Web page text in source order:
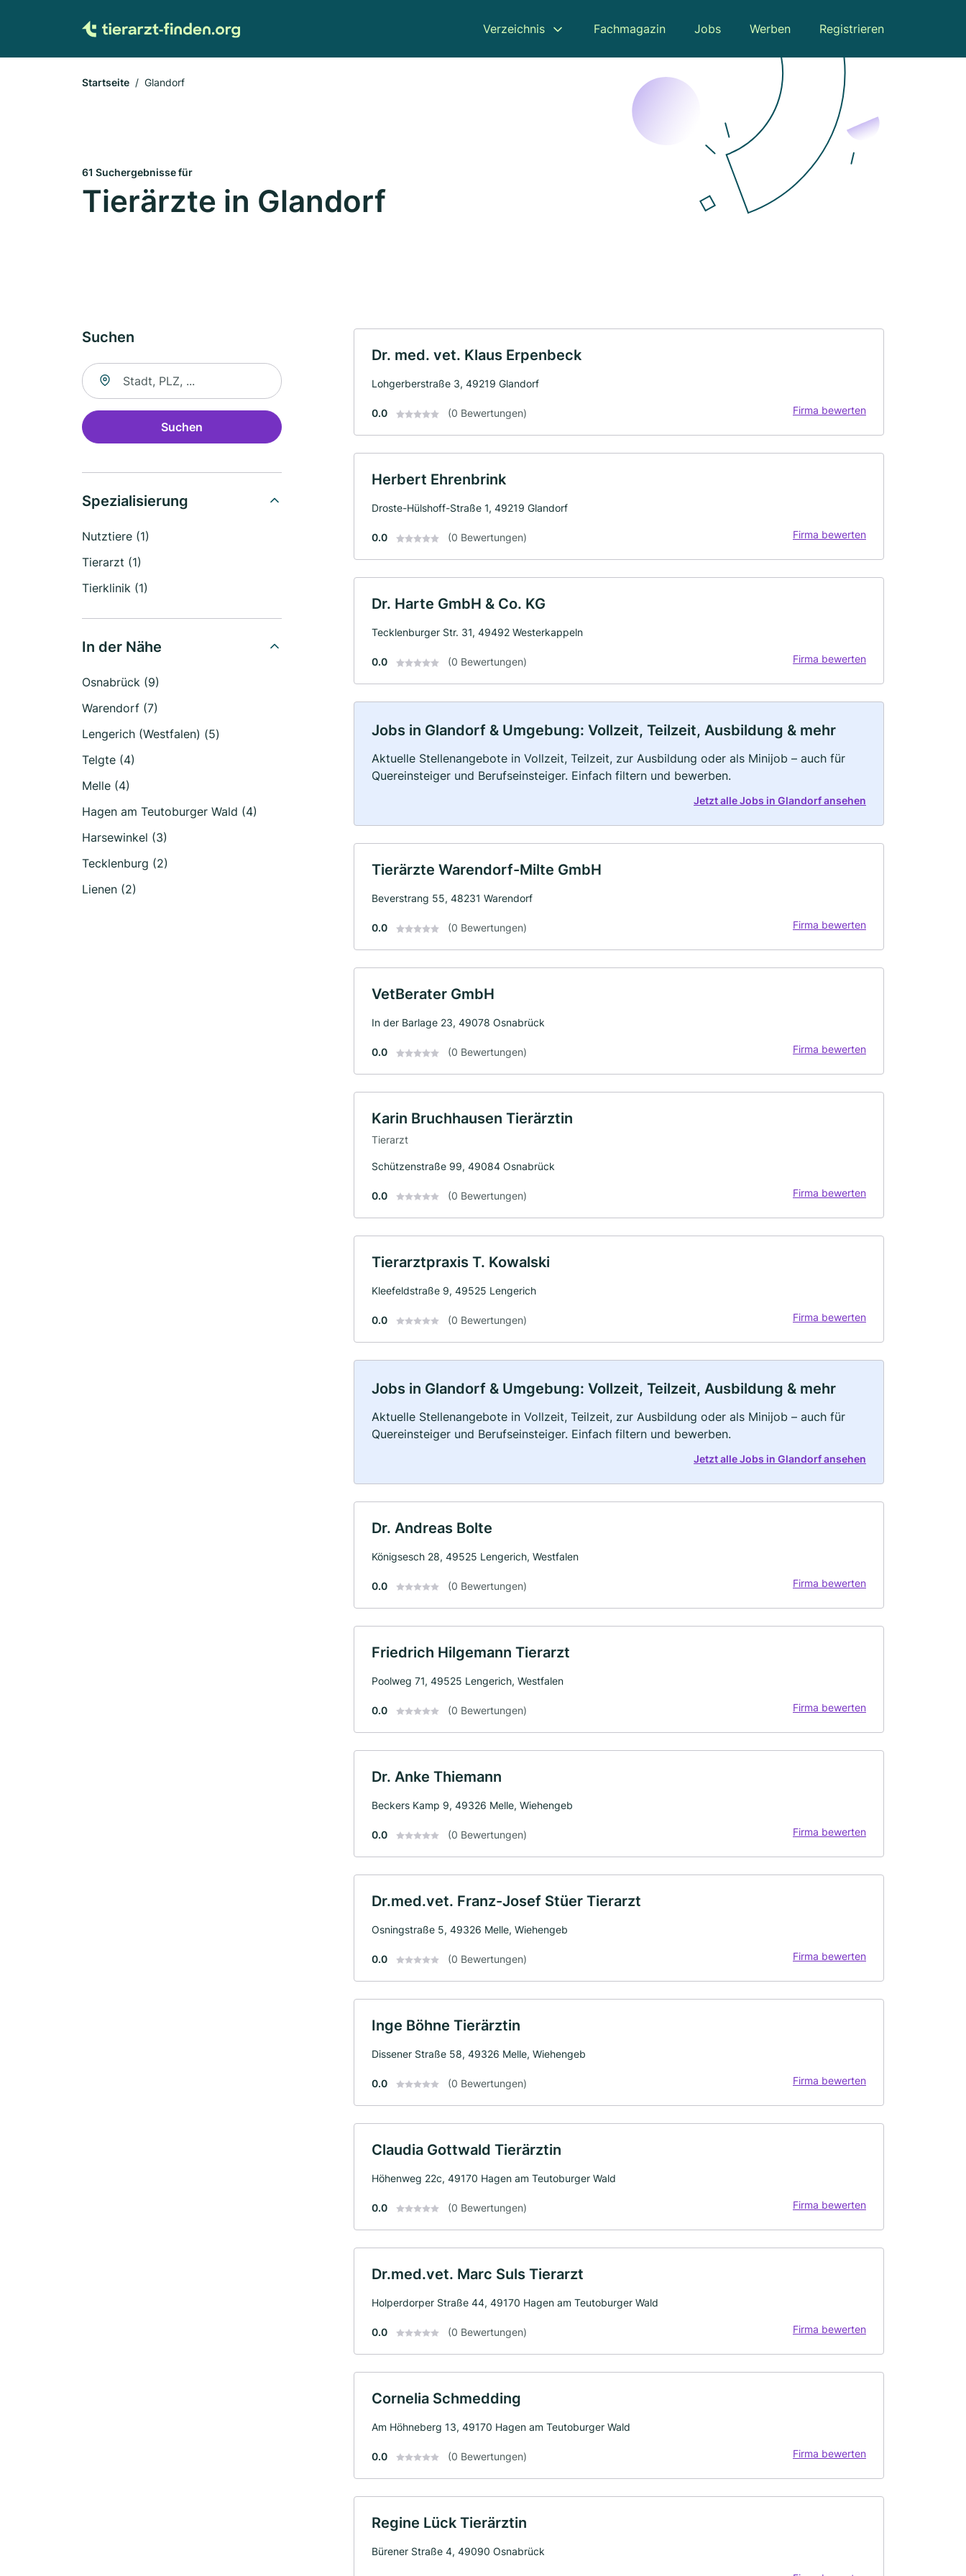
Verzeichnis Fachmagazin Jobs Werben Registrieren
Startseite Glandorf
61 Suchergebnisse für
Tierärzte in Glandorf
Suchen
Suche nach Ort
Suchen
Spezialisierung
Nutztiere (1)
Tierarzt (1)
Tierklinik (1)
In der Nähe
Osnabrück (9)
Warendorf (7)
Lengerich (Westfalen) (5)
Telgte (4)
Melle (4)
Hagen am Teutoburger Wald (4)
Harsewinkel (3)
Tecklenburg (2)
Lienen (2)
Dr. med. vet. Klaus Erpenbeck
Lohgerberstraße 3, 49219 Glandorf
0.0 (0 Bewertungen) Firma bewerten
Herbert Ehrenbrink
Droste-Hülshoff-Straße 1, 49219 Glandorf
0.0 (0 Bewertungen) Firma bewerten
Dr. Harte GmbH & Co. KG
Tecklenburger Str. 31, 49492 Westerkappeln
0.0 (0 Bewertungen) Firma bewerten
Jobs in Glandorf & Umgebung: Vollzeit, Teilzeit, Ausbildung & mehr
Aktuelle Stellenangebote in Vollzeit, Teilzeit, zur Ausbildung oder als Minijob – auch für
Quereinsteiger und Berufseinsteiger. Einfach filtern und bewerben.
Jetzt alle Jobs in Glandorf ansehen
Tierärzte Warendorf-Milte GmbH
Beverstrang 55, 48231 Warendorf
0.0 (0 Bewertungen) Firma bewerten
VetBerater GmbH
In der Barlage 23, 49078 Osnabrück
0.0 (0 Bewertungen) Firma bewerten
Karin Bruchhausen Tierärztin
Tierarzt
Schützenstraße 99, 49084 Osnabrück
0.0 (0 Bewertungen) Firma bewerten
Tierarztpraxis T. Kowalski
Kleefeldstraße 9, 49525 Lengerich
0.0 (0 Bewertungen) Firma bewerten
Jobs in Glandorf & Umgebung: Vollzeit, Teilzeit, Ausbildung & mehr
Aktuelle Stellenangebote in Vollzeit, Teilzeit, zur Ausbildung oder als Minijob – auch für
Quereinsteiger und Berufseinsteiger. Einfach filtern und bewerben.
Jetzt alle Jobs in Glandorf ansehen
Dr. Andreas Bolte
Königsesch 28, 49525 Lengerich, Westfalen
0.0 (0 Bewertungen) Firma bewerten
Friedrich Hilgemann Tierarzt
Poolweg 71, 49525 Lengerich, Westfalen
0.0 (0 Bewertungen) Firma bewerten
Dr. Anke Thiemann
Beckers Kamp 9, 49326 Melle, Wiehengeb
0.0 (0 Bewertungen) Firma bewerten
Dr.med.vet. Franz-Josef Stüer Tierarzt
Osningstraße 5, 49326 Melle, Wiehengeb
0.0 (0 Bewertungen) Firma bewerten
Inge Böhne Tierärztin
Dissener Straße 58, 49326 Melle, Wiehengeb
0.0 (0 Bewertungen) Firma bewerten
Claudia Gottwald Tierärztin
Höhenweg 22c, 49170 Hagen am Teutoburger Wald
0.0 (0 Bewertungen) Firma bewerten
Dr.med.vet. Marc Suls Tierarzt
Holperdorper Straße 44, 49170 Hagen am Teutoburger Wald
0.0 (0 Bewertungen) Firma bewerten
Cornelia Schmedding
Am Höhneberg 13, 49170 Hagen am Teutoburger Wald
0.0 (0 Bewertungen) Firma bewerten
Regine Lück Tierärztin
Bürener Straße 4, 49090 Osnabrück